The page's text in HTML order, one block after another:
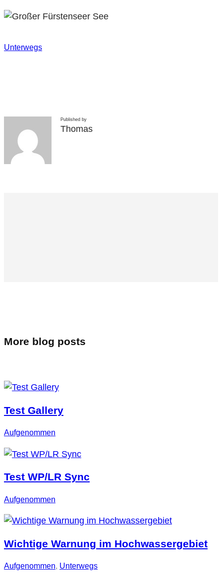
Unterwegs
Published by
Thomas
More blog posts
Test Gallery
Aufgenommen
Test WP/LR Sync
Aufgenommen
Wichtige Warnung im Hochwassergebiet
Aufgenommen, Unterwegs